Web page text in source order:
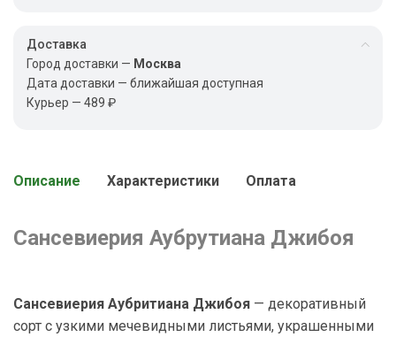
Доставка
Город доставки — Москва
Дата доставки — ближайшая доступная
Курьер — 489 ₽
Описание Характеристики Оплата
Сансевиерия Аубрутиана Джибоя
Сансевиерия Аубритиана Джибоя — декоративный
сорт с узкими мечевидными листьями, украшенными